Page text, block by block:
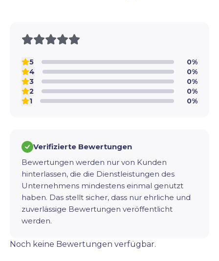
Noch keine Bewertungen verfügbar.
1 0%
2 0%
3 0%
4 0%
5 0%
Verifizierte Bewertungen
Bewertungen werden nur von Kunden
hinterlassen, die die Dienstleistungen des
Unternehmens mindestens einmal genutzt
haben. Das stellt sicher, dass nur ehrliche und
zuverlässige Bewertungen veröffentlicht
werden.